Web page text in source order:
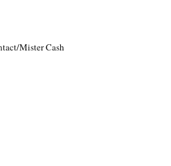
Mister Cash